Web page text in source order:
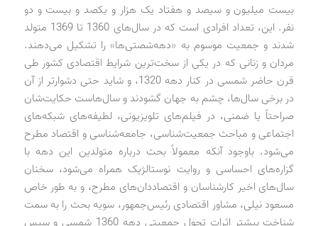
بیست میلیون و سیصد و هفتاد یک هزار و یکصد و بیست و دو
نفر. این، تعداد افرادی است که در سال‌های 1360 تا 1369 متولد
شدند و جمعیت موسوم به «دهه‌شصتی‌ها» را تشکیل می‌دهند.
مردان و زنانی که در یکی از سخت‌ترین شرایط اقتصادی کشور طی
قرن حاضر شمسی در کنار دهه 1320، و شاید حتی دشوارتر از آن
در برخی سال‌ها، چشم به جهان گشودند و سال‌هاست حکایت‌شان
صراحتاً یا ضمنی، در فیلم‌های تلویزیونی، لطیفه‌های شبکه‌های
اجتماعی و مباحث جمعیت‌شناسی، جامعه‌شناسی و اقتصاد مطرح
می‌شود. باوجود آنکه معمولاً بحث درباره متولدین این دهه با
گزاره‌های احساسی و روایت نوستالژیک همراه می‌شود، سخنان
سال‌های اخیر کارشناسان و اقتصاددان‌های مطرح، و به طور خاص
مسعود نیلی، مشاور اقتصادی رئیس‌جمهور، سویه بحث را به سمت
شناخت بیشتر اثرات تحول جمعیتی دهه 1360 شمسی و سپس